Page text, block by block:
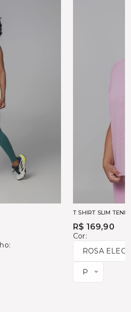
T SHIRT SLIM
R$ 169,90
Cor:
ROSA
P